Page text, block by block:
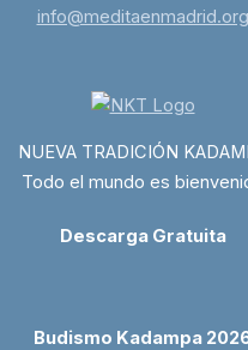
info@meditaenmadrid.org
NUEVA TRADICIÓN
Todo el mundo es
Descarga Gratuita
Budismo Kadampa